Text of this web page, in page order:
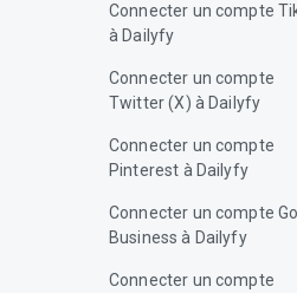
Connecter un compte
à Dailyfy
Connecter un compte
Twitter (X) à Dailyfy
Connecter un compte
Pinterest à Dailyfy
Connecter un compte
Business à Dailyfy
Connecter un compte